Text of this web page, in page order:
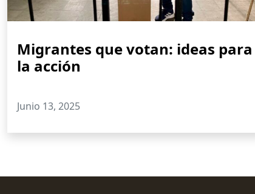
Migrantes que votan: ideas para
la acción
Junio 13, 2025